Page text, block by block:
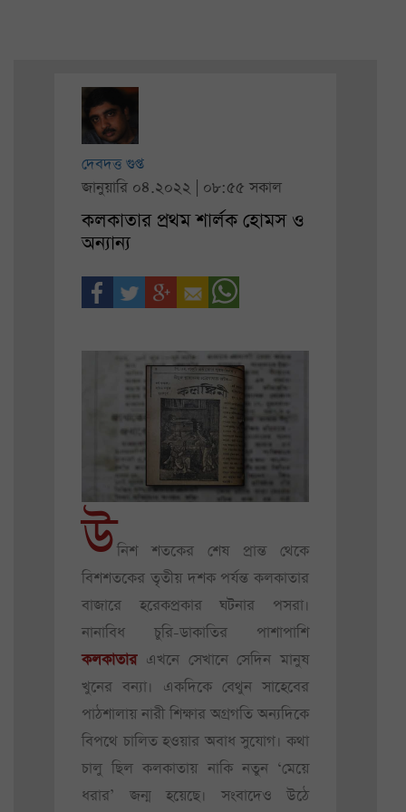
দেবদত্ত গুপ্ত
জানুয়ারি ০৪.২০২২ | ০৮:৫৫ সকাল
কলকাতার প্রথম শার্লক হোমস ও
অন্যান্য
উনিশ শতকের শেষ প্রান্ত থেকে
বিশশতকের তৃতীয় দশক পর্যন্ত কলকাতার
বাজারে হরেকপ্রকার ঘটনার পসরা।
নানাবিধ চুরি-ডাকাতির পাশাপাশি
কলকাতারএখনে সেখানে সেদিন মানুষ
খুনের বন্যা। একদিকে বেথুন সাহেবের
পাঠশালায় নারী শিক্ষার অগ্রগতি অন্যদিকে
বিপথে চালিত হওয়ার অবাধ সুযোগ। কথা
চালু ছিল কলকাতায় নাকি নতুন ‘মেয়ে
ধরার’ জন্ম হয়েছে। সংবাদেও উঠে